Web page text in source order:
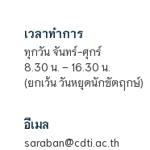
เวลาทำการ
ทุกวัน จันทร์-ศุกร์
8.30 น. – 16.30 น.
(ยกเว้น วันหยุดนักขัตฤกษ์)
อีเมล
saraban@cdti.ac.th